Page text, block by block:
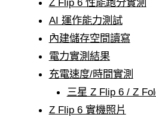
Z Flip 6 性能跑分實測
AI 運作能力測試
內建儲存空間讀寫
電力實測結果
充電速度/時間實測
三星 Z Flip 6 / Z
Z Flip 6 實機照片